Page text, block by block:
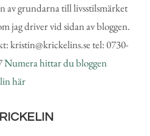
av grundarna till livsstilsmärket
jag driver vid sidan av bloggen.
kristin@krickelins.se tel: 0730-
Numera hittar du bloggen
här